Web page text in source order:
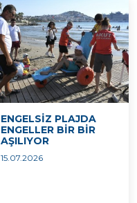
ENGELSİZ PLAJDA
ENGELLER BİR BİR
AŞILIYOR
15.07.2026